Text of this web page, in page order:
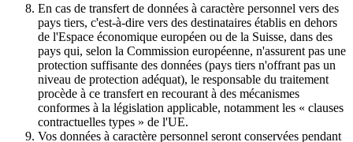
En cas de transfert de données à caractère personnel vers des
pays tiers, c'est-à-dire vers des destinataires établis en dehors
de l'Espace économique européen ou de la Suisse, dans des
pays qui, selon la Commission européenne, n'assurent pas une
protection suffisante des données (pays tiers n'offrant pas un
niveau de protection adéquat), le responsable du traitement
procède à ce transfert en recourant à des mécanismes
conformes à la législation applicable, notamment les « clauses
contractuelles types » de l'UE.
Vos données à caractère personnel seront conservées pendant